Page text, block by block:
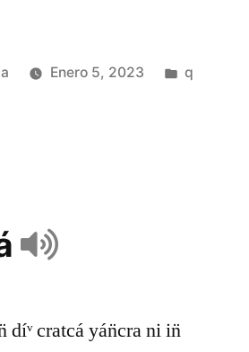
Enero 5, 2023 q
díᵛ cratcá yán̈cra ni in̈